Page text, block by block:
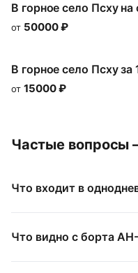
В горное село Псху
от 50000₽
В горное село Псху
от 15000₽
Частые вопросы
Что входит в
Что видно с борта